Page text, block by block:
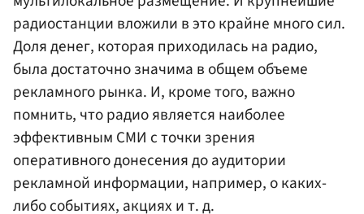
радиостанции вложили в это крайне много сил.
Доля денег, которая приходилась на радио,
была достаточно значима в общем объеме
рекламного рынка. И, кроме того, важно
помнить, что радио является наиболее
эффективным СМИ с точки зрения
оперативного донесения до аудитории
рекламной информации, например, о каких-
либо событиях, акциях и т. д.